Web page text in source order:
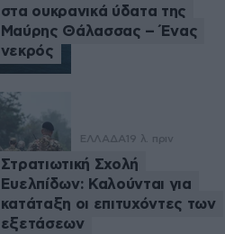
στα ουκρανικά ύδατα της
Μαύρης Θάλασσας – Ένας
νεκρός
ΕΛΛΑΔΑ 19 λ. πριν
Στρατιωτική Σχολή
Ευελπίδων: Καλούνται για
κατάταξη οι επιτυχόντες των
εξετάσεων